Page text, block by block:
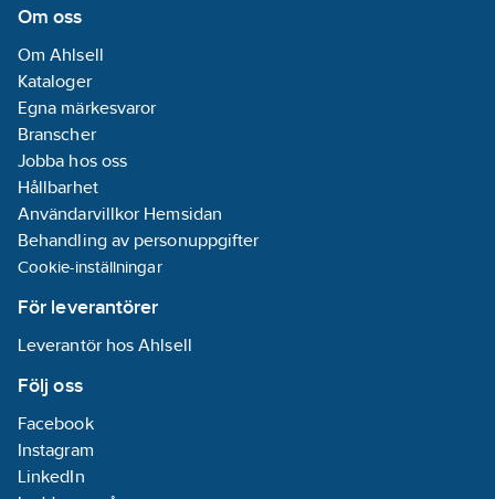
Om oss
Om Ahlsell
Kataloger
Egna märkesvaror
Branscher
Jobba hos oss
Hållbarhet
Användarvillkor Hemsidan
Behandling av personuppgifter
Cookie-inställningar
För leverantörer
Leverantör hos Ahlsell
Följ oss
Facebook
Instagram
LinkedIn